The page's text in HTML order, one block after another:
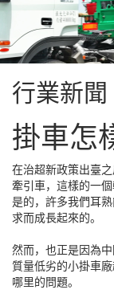
行業新聞
掛車怎
在治超新政策出臺
牽引車，這樣的一
是的，許多我們耳
求而成長起來的。
然而，也正是因為
質量低劣的小掛車
哪里的問題。